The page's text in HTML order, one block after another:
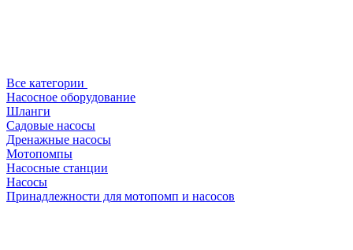
Все категории
Насосное оборудование
Шланги
Садовые насосы
Дренажные насосы
Мотопомпы
Насосные станции
Насосы
Принадлежности для мотопомп и насосов